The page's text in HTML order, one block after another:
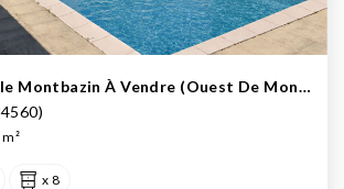
Maison Familiale Montbazin À Vendre (Ouest De Montpellier)
x 8